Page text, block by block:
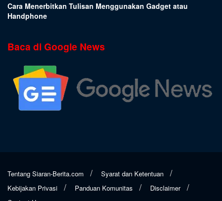
Cara Menerbitkan Tulisan Menggunakan Gadget atau
Handphone
Baca di Google News
Tentang Siaran-Berita.com
Syarat dan Ketentuan
Kebijakan Privasi
Panduan Komunitas
Disclaimer